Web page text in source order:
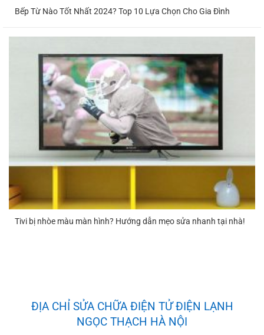
Bếp Từ Nào Tốt Nhất 2024? Top 10 Lựa Chọn Cho Gia Đình
Tivi bị nhòe màu màn hình? Hướng dẫn mẹo sửa nhanh tại nhà!
ĐỊA CHỈ SỬA CHỮA ĐIỆN TỬ ĐIỆN LẠNH
NGỌC THẠCH HÀ NỘI